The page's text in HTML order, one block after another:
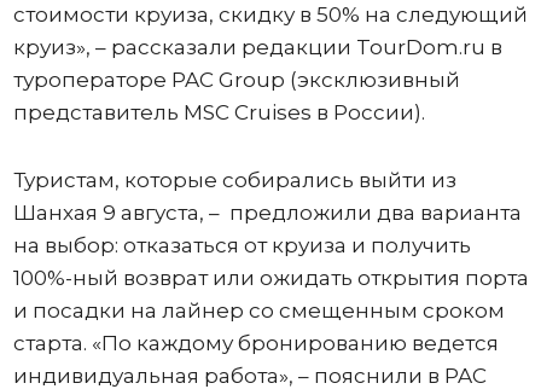
стоимости круиза, скидку в 50% на следующий
круиз», – рассказали редакции TourDom.ru в
туроператоре PAC Group (эксклюзивный
представитель MSC Cruises в России).
Туристам, которые собирались выйти из
Шанхая 9 августа, – предложили два варианта
на выбор: отказаться от круиза и получить
100%-ный возврат или ожидать открытия порта
и посадки на лайнер со смещенным сроком
старта. «По каждому бронированию ведется
индивидуальная работа», – пояснили в PAC